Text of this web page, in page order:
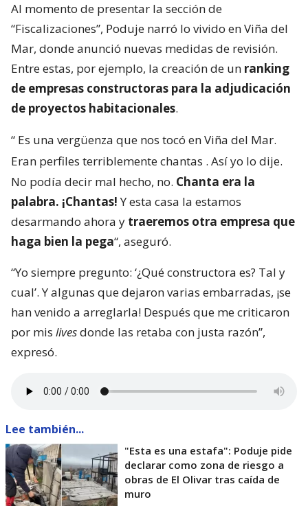
Al momento de presentar la sección de
“Fiscalizaciones”, Poduje narró lo vivido en Viña del
Mar, donde anunció nuevas medidas de revisión.
Entre estas, por ejemplo, la creación de un ranking
de empresas constructoras para la adjudicación
de proyectos habitacionales.
“ Es una vergüenza que nos tocó en Viña del Mar.
Eran perfiles terriblemente chantas . Así yo lo dije.
No podía decir mal hecho, no. Chanta era la
palabra. ¡Chantas!Y esta casa la estamos
desarmando ahora y traeremos otra empresa que
haga bien la pega“, aseguró.
“Yo siempre pregunto: ‘¿Qué constructora es? Tal y
cual’. Y algunas que dejaron varias embarradas, ¡se
han venido a arreglarla! Después que me criticaron
por mis livesdonde las retaba con justa razón”,
expresó.
Lee también...
"Esta es una estafa": Poduje pide
declarar como zona de riesgo a
obras de El Olivar tras caída de
muro